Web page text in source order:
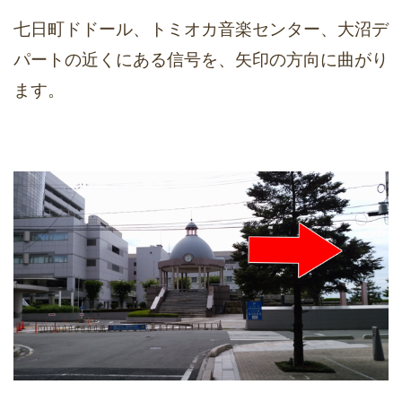
七日町ドドール、トミオカ音楽センター、大沼デ
パートの近くにある信号を、矢印の方向に曲がり
ます。